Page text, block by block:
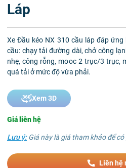
Láp
Xe Đầu kéo NX 310 cầu láp đáp ứng
cầu: chạy tải đường dài, chở công
nhẹ, công rỗng, mooc 2 trục/3 trục,
quá tải ở mức độ vừa phải.
Xem 3D
Giá liên hệ
Lưu ý:Giá này là giá tham khảo để
Liên hệ